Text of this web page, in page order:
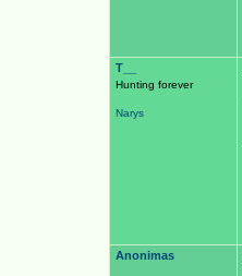
T__
Hunting forever
Narys
Anonimas